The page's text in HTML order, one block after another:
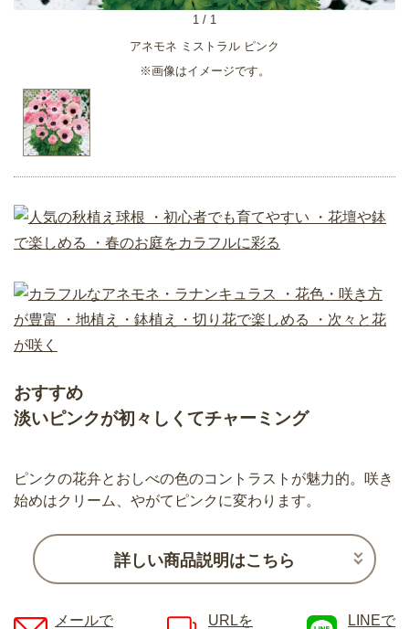
アネモネ ミストラル ピンク
※画像はイメージです。
1 / 1
おすすめ
淡いピンクが初々しくてチャーミング
ピンクの花弁とおしべの色のコントラストが魅力的。咲き
始めはクリーム、やがてピンクに変わります。
詳しい商品説明はこちら
メールで
URLを
LINEで